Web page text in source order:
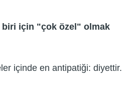
biri için "çok özel" olmak
içinde en antipatiği: diyettir.